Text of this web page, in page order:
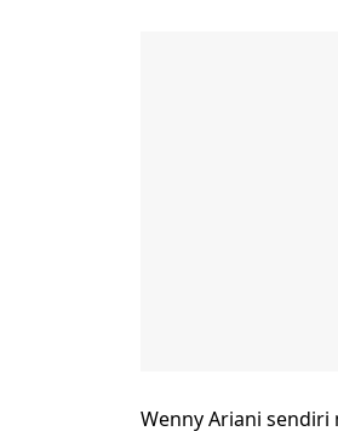
Wenny Ariani sendiri